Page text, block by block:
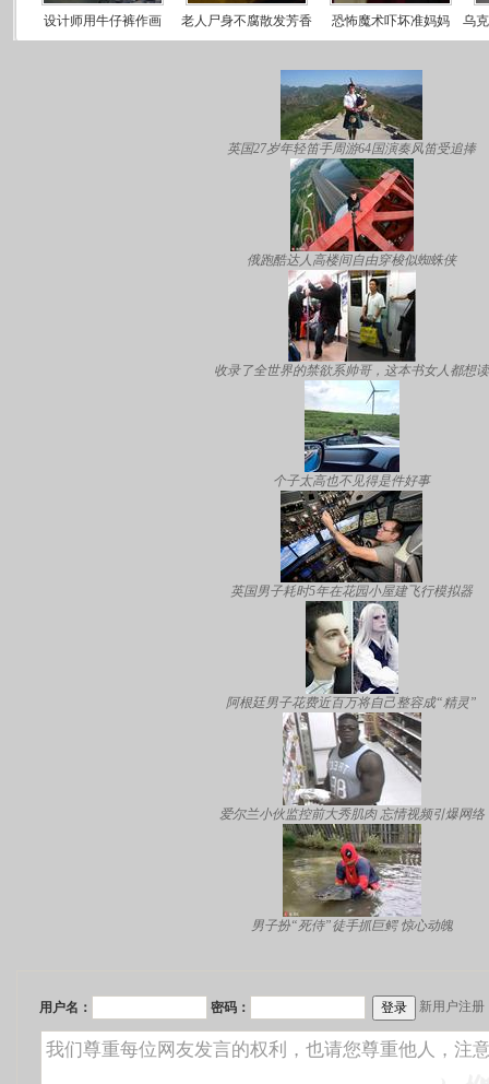
英国27岁年轻笛手周游64国演奏风笛受追捧
俄跑酷达人高楼间自由穿梭似蜘蛛侠
收录了全世界的禁欲系帅哥，这本书女人都想读
个子太高也不见得是件好事
英国男子耗时5年在花园小屋建飞行模拟器
阿根廷男子花费近百万将自己整容成“精灵”
爱尔兰小伙监控前大秀肌肉 忘情视频引爆网络
男子扮“死侍”徒手抓巨鳄 惊心动魄
用户名： 密码： 新用户注册